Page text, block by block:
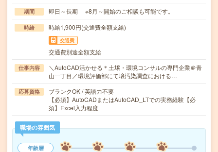
期間 即日～長期 ※8月～開始のご相談も可能です。
時給 時給1,900円(交通費全額支給)
交通費
交通費別途全額支給
仕事内容
＼AutoCAD活かせる＊土壌・環境コンサルの専門企業＠青
山一丁目／環境評価部にて壌汚染調査における…
応募資格
ブランクOK / 英語力不要
【必須】AutoCADまたはAutoCAD_LTでの実務経験【必
須】Excel入力程度
職場の雰囲気
年齢層